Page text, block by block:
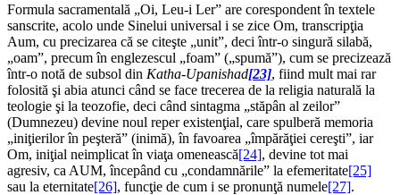
Formula sacramentală „Oi, Leu-i Ler” are corespondent în textele
sanscrite, acolo unde Sinelui universal i se zice Om, transcripţia
Aum, cu precizarea că se citeşte „unit”, deci într-o singură silabă,
„oam”, precum în englezescul „foam” („spumă”), cum se precizează
într-o notă de subsol din Katha-Upanishad[23], fiind mult mai rar
folosită şi abia atunci când se face trecerea de la religia naturală la
teologie şi la teozofie, deci când sintagma „stăpân al zeilor”
(Dumnezeu) devine noul reper existenţial, care spulberă memoria
„iniţierilor în peşteră” (inimă), în favoarea „împărăţiei cereşti”, iar
Om, iniţial neimplicat în viaţa omenească[24], devine tot mai
agresiv, ca AUM, începând cu „condamnările” la efemeritate[25]
sau la eternitate[26], funcţie de cum i se pronunţă numele[27].